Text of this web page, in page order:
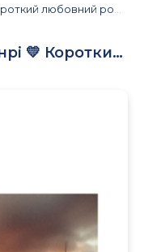
любовний роман
Книги українською в жанрі 💛 Короткий любовний роман